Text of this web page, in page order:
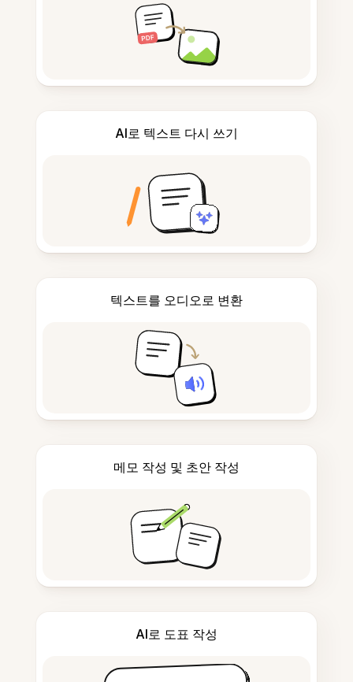
AI로 텍스트 다시 쓰기
텍스트를 오디오로 변환
메모 작성 및 초안 작성
AI로 도표 작성